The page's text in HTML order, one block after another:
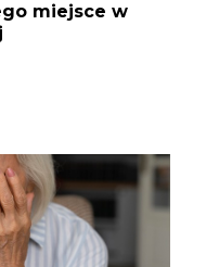
miejsce w